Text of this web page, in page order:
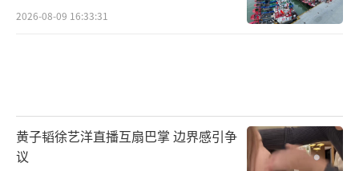
2026-08-09 16:33:31
黄子韬徐艺洋直播互扇巴掌 边界感引争
议